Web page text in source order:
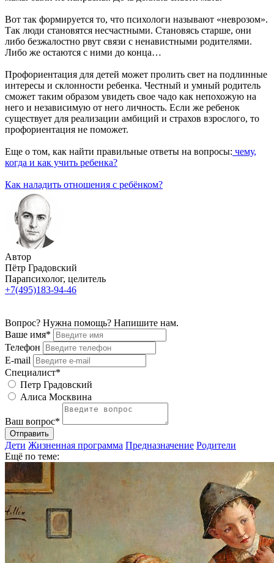
Вот так формируется то, что психологи называют «неврозом».
Так люди становятся несчастными. Становясь старше, они
либо безжалостно рвут связи с ненавистными родителями.
Либо же остаются с ними до конца…
Профориентация для детей может пролить свет на подлинные
интересы и склонности ребенка. Честный и умный родитель
сможет таким образом увидеть свое чадо как непохожую на
него и независимую от него личность. Если же ребенок
существует для реализации амбиций и страхов взрослого, то
профориентация не поможет.
Еще о том, как найти правильные ответы на вопросы: чему,
когда и как учить ребенка?
Как наладить отношения с ребёнком?
Автор
Пётр Градовский
Парапсихолог, целитель
+7(495)183-94-46
Вопрос? Нужна помощь? Напишите нам.
Ваше имя*
Телефон
E-mail
Специалист*
Петр Градовский
Алиса Москвина
Ваш вопрос*
Отправить
Дети Жизненная программа Предназначение Родители
Ещё по теме: